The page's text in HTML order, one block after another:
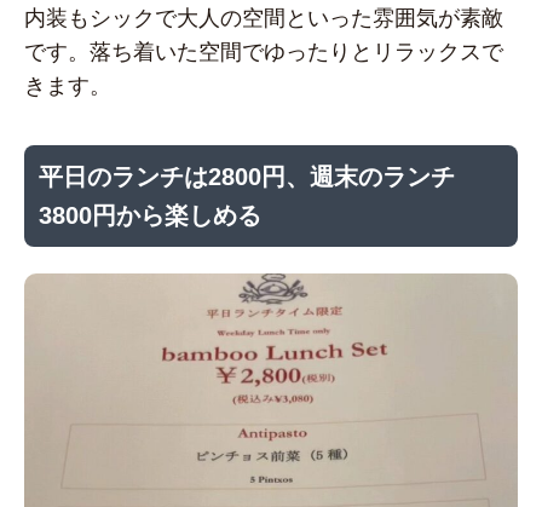
内装もシックで大人の空間といった雰囲気が素敵
です。落ち着いた空間でゆったりとリラックスで
きます。
平日のランチは2800円、週末のランチ
3800円から楽しめる